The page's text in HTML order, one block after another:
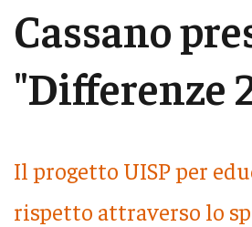
Cassano
"Differenze
Il progetto UISP per
rispetto attraverso lo